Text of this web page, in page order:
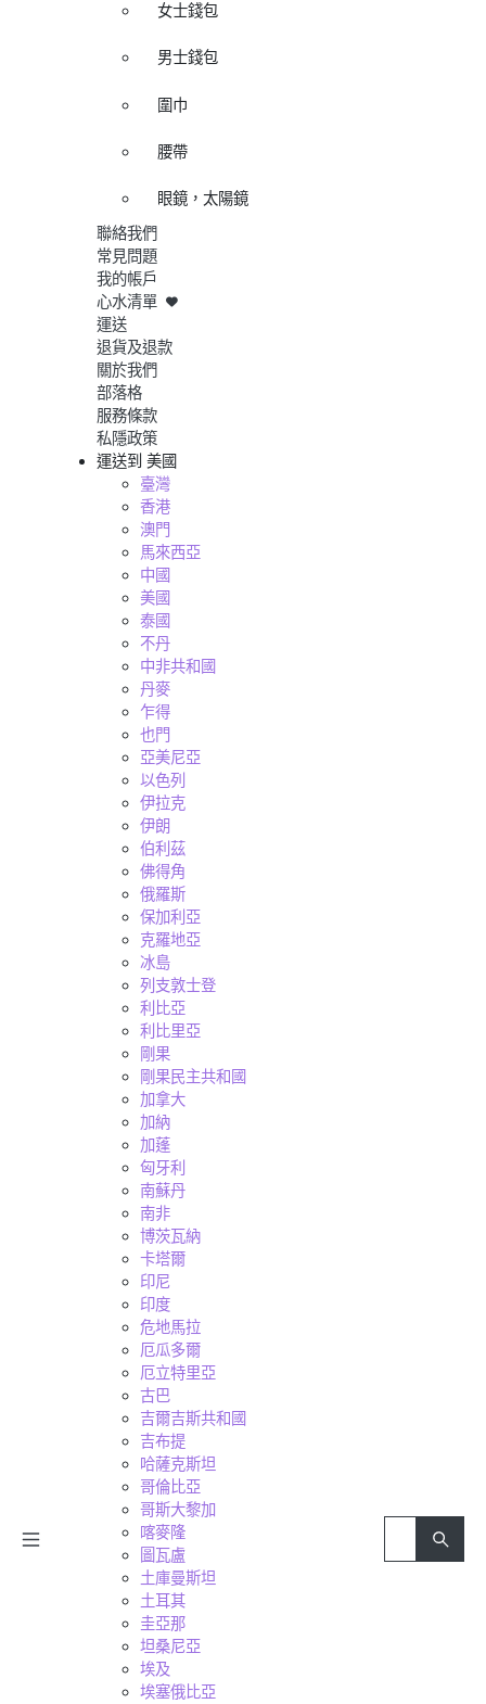
女士錢包
男士錢包
圍巾
腰帶
眼鏡，太陽鏡
聯絡我們
常見問題
我的帳戶
心水清單
運送
退貨及退款
關於我們
部落格
服務條款
私隱政策
運送到 美國
臺灣
香港
澳門
馬來西亞
中國
美國
泰國
不丹
中非共和國
丹麥
乍得
也門
亞美尼亞
以色列
伊拉克
伊朗
伯利茲
佛得角
俄羅斯
保加利亞
克羅地亞
冰島
列支敦士登
利比亞
利比里亞
剛果
剛果民主共和國
加拿大
加納
加蓬
匈牙利
南蘇丹
南非
博茨瓦納
卡塔爾
印尼
印度
危地馬拉
厄瓜多爾
厄立特里亞
古巴
吉爾吉斯共和國
吉布提
哈薩克斯坦
哥倫比亞
哥斯大黎加
喀麥隆
圖瓦盧
土庫曼斯坦
土耳其
圭亞那
坦桑尼亞
埃及
埃塞俄比亞